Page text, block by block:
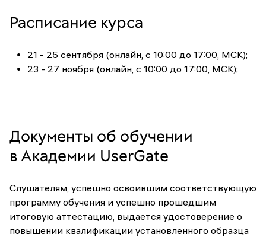
Расписание курса
21 - 25 сентября (онлайн, с 10:00 до 17:00, МСК);
23 - 27 ноября (онлайн, с 10:00 до 17:00, МСК);
Документы об обучении
в Академии UserGate
Слушателям, успешно освоившим соответствующую
программу обучения и успешно прошедшим
итоговую аттестацию, выдается удостоверение о
повышении квалификации установленного образца